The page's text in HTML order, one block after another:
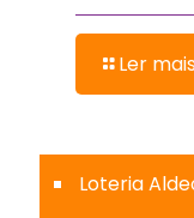
Ler
Loteria